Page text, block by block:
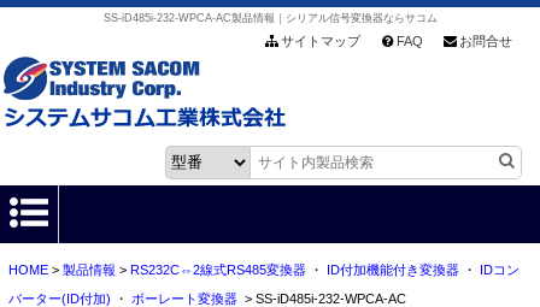
SS-iD485i-232-WPCA-AC製品情報｜シリアル信号変換器ならサコム
サイトマップ FAQ お問合せ
HOME
HOME> 製品情報 > RS232C⇔2線式RS485変換器・ ID付加機能付き変換器・
IDコン
バーター(ID付加) ・ ボーレート変換器> SS-iD485i-232-WPCA-AC